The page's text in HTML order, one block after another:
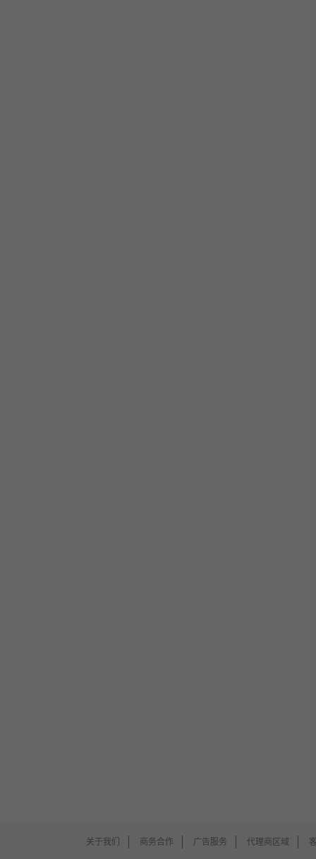
关于我们 商务合作 广告服务 代理商区域